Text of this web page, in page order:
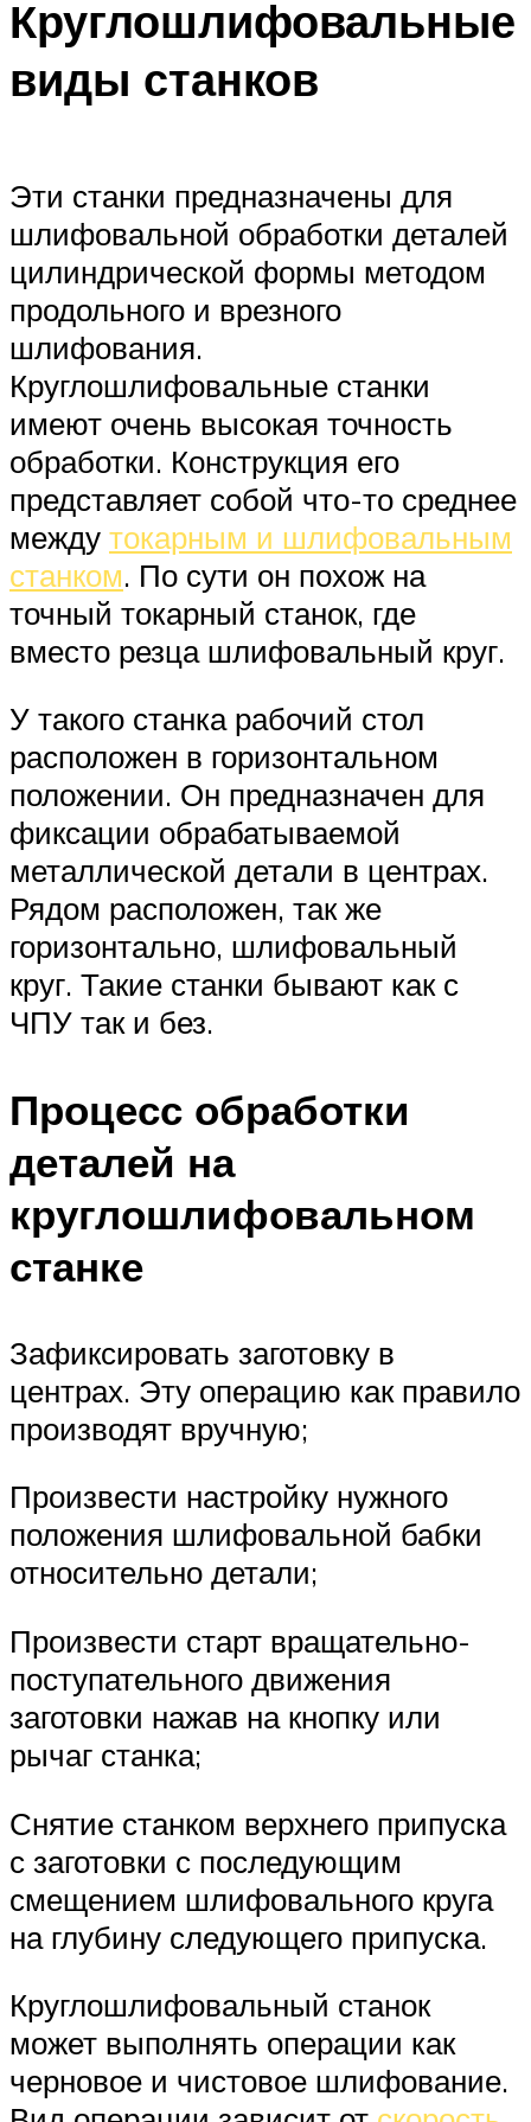
Круглошлифовальные
виды станков
Эти станки предназначены для
шлифовальной обработки деталей
цилиндрической формы методом
продольного и врезного
шлифования.
Круглошлифовальные станки
имеют очень высокая точность
обработки. Конструкция его
представляет собой что-то среднее
между токарным и шлифовальным
станком. По сути он похож на
точный токарный станок, где
вместо резца шлифовальный круг.
У такого станка рабочий стол
расположен в горизонтальном
положении. Он предназначен для
фиксации обрабатываемой
металлической детали в центрах.
Рядом расположен, так же
горизонтально, шлифовальный
круг. Такие станки бывают как с
ЧПУ так и без.
Процесс обработки
деталей на
круглошлифовальном
станке
Зафиксировать заготовку в
центрах. Эту операцию как правило
производят вручную;
Произвести настройку нужного
положения шлифовальной бабки
относительно детали;
Произвести старт вращательно-
поступательного движения
заготовки нажав на кнопку или
рычаг станка;
Снятие станком верхнего припуска
с заготовки с последующим
смещением шлифовального круга
на глубину следующего припуска.
Круглошлифовальный станок
может выполнять операции как
черновое и чистовое шлифование.